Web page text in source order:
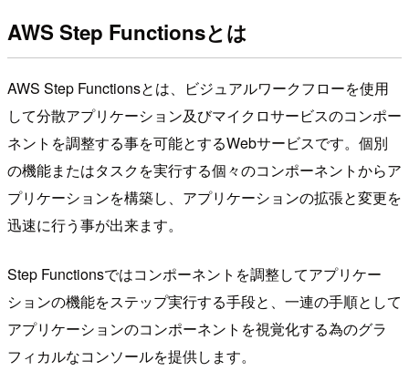
AWS Step Functionsとは
AWS Step Functionsとは、ビジュアルワークフローを使用
して分散アプリケーション及びマイクロサービスのコンポー
ネントを調整する事を可能とするWebサービスです。個別
の機能またはタスクを実行する個々のコンポーネントからア
プリケーションを構築し、アプリケーションの拡張と変更を
迅速に行う事が出来ます。
Step Functionsではコンポーネントを調整してアプリケー
ションの機能をステップ実行する手段と、一連の手順として
アプリケーションのコンポーネントを視覚化する為のグラ
フィカルなコンソールを提供します。